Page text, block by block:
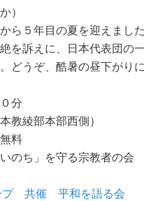
）
ら５年目の夏を迎えまし
を訴えに、日本代表団の
どうぞ、酷暑の昼下がり
分
教綾部本部西側）
料
ち」を守る宗教者の会
プ 共催 平和を語る会